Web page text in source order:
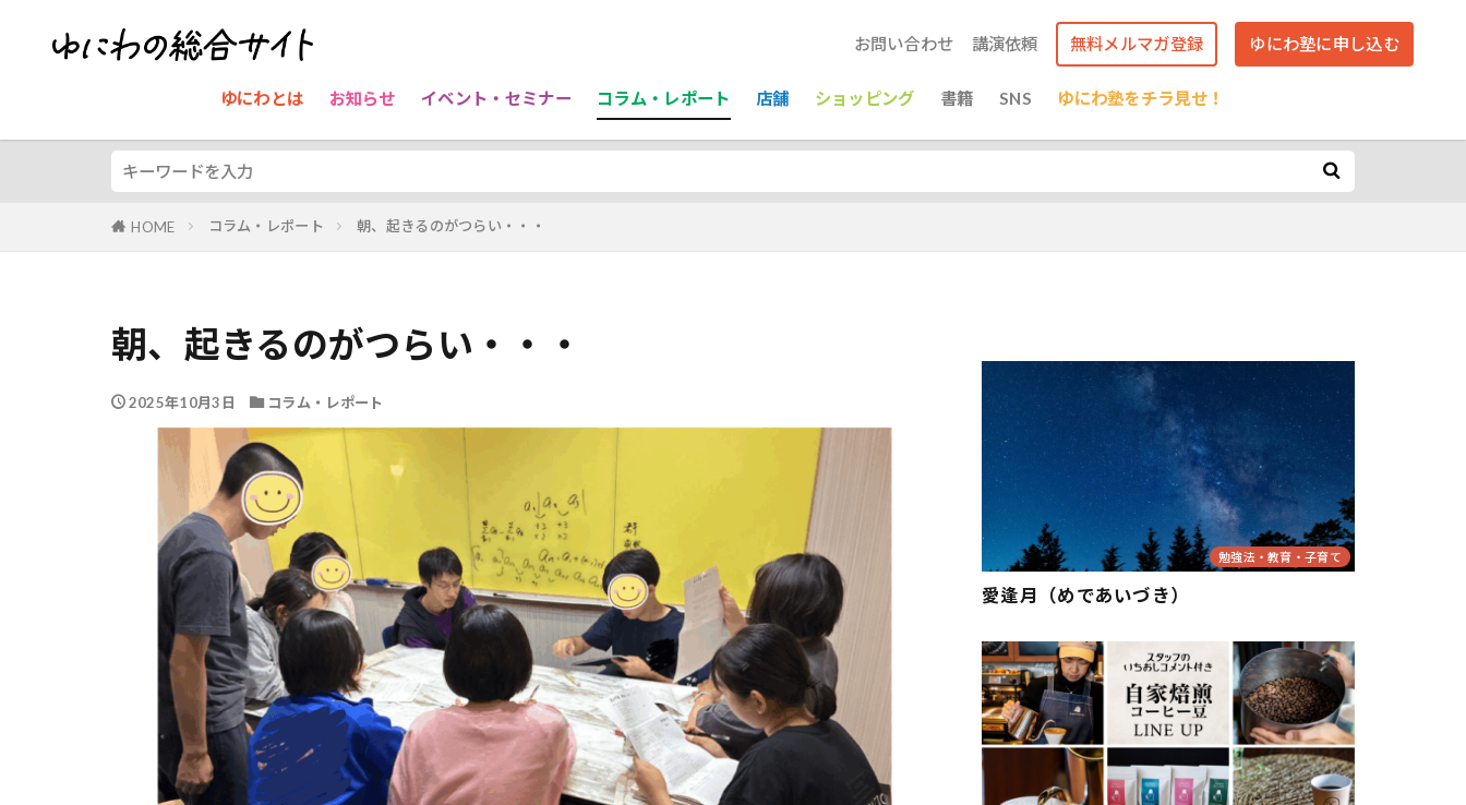
お問い合わせ 講演依頼 無料メルマガ登録 ゆにわ塾に申し込む
ゆにわとは お知らせ イベント・セミナー コラム・レポート 店舗 ショッピング 書籍 SNS ゆにわ塾をチラ見せ！
HOME コラム・レポート 朝、起きるのがつらい・・・
朝、起きるのがつらい・・・
2025年10月3日 コラム・レポート
勉強法・教育・子育て
愛逢月（めであいづき）